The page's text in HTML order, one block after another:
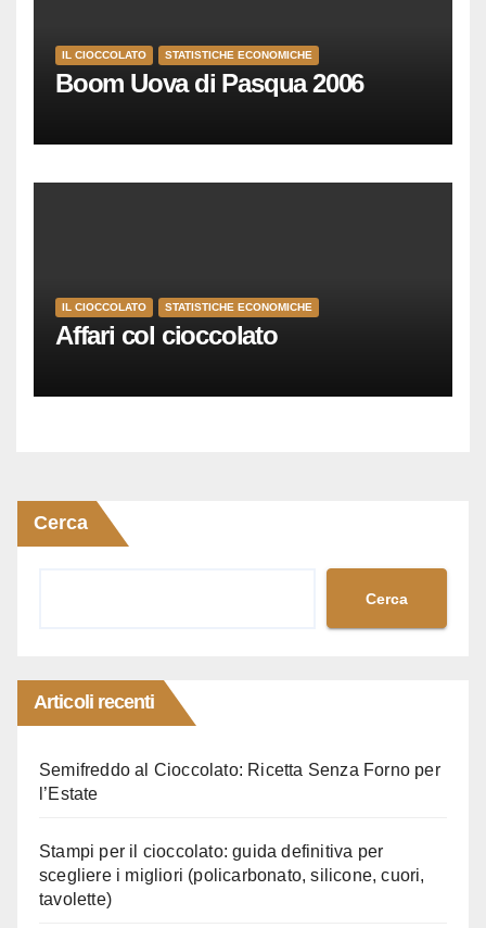
IL CIOCCOLATO STATISTICHE ECONOMICHE
Boom Uova di Pasqua 2006
IL CIOCCOLATO STATISTICHE ECONOMICHE
Affari col cioccolato
Cerca
Cerca
Articoli recenti
Semifreddo al Cioccolato: Ricetta Senza Forno per
l’Estate
Stampi per il cioccolato: guida definitiva per
scegliere i migliori (policarbonato, silicone, cuori,
tavolette)